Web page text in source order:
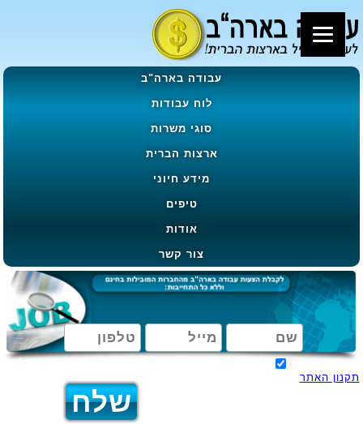
עבודה בארה"ב
לוח עבודות
סוגי משרות
ארצות הברית
מידע חיוני
טיפים
אודות
צור קשר
תקנון האתר